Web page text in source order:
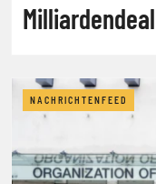
NACHRICHTENFEED